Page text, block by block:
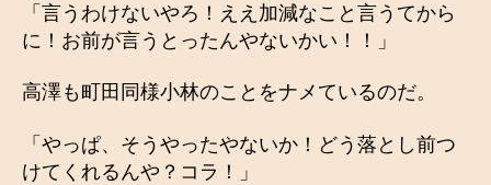
「言うわけないやろ！ええ加減なこと言うてから
に！お前が言うとったんやないかい！！」
高澤も町田同様小林のことをナメているのだ。
「やっぱ、そうやったやないか！どう落とし前つ
けてくれるんや？コラ！」